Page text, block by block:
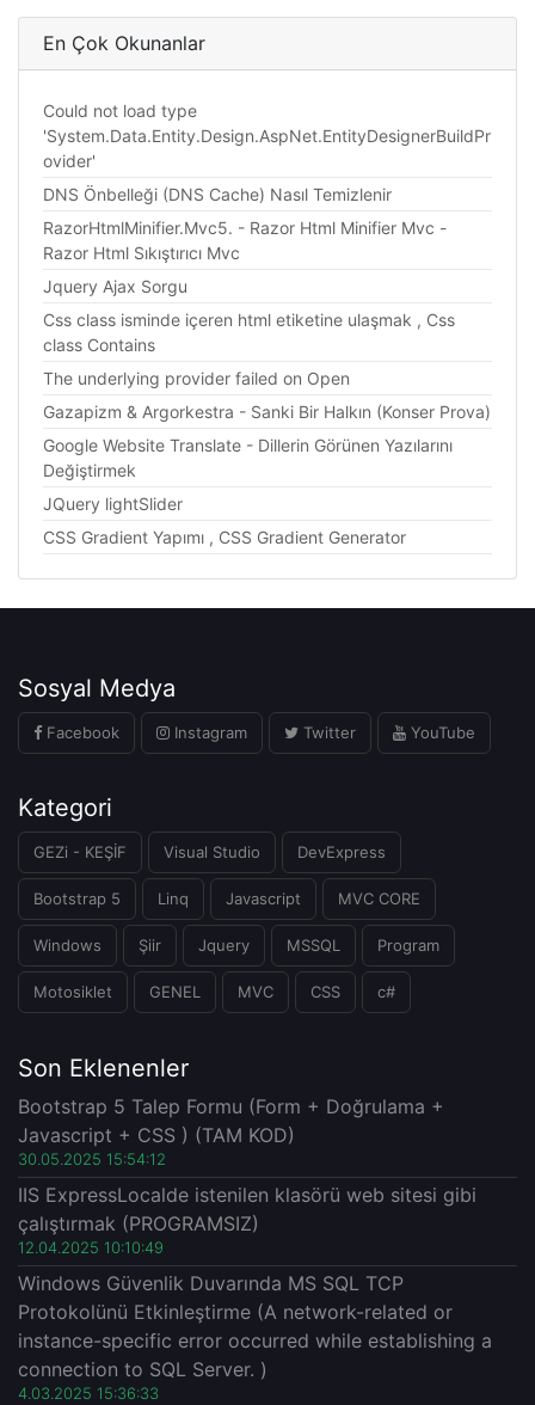
En Çok Okunanlar
Could not load type
'System.Data.Entity.Design.AspNet.EntityDesignerBuildPr
ovider'
DNS Önbelleği (DNS Cache) Nasıl Temizlenir
RazorHtmlMinifier.Mvc5. - Razor Html Minifier Mvc -
Razor Html Sıkıştırıcı Mvc
Jquery Ajax Sorgu
Css class isminde içeren html etiketine ulaşmak , Css
class Contains
The underlying provider failed on Open
Gazapizm & Argorkestra - Sanki Bir Halkın (Konser Prova)
Google Website Translate - Dillerin Görünen Yazılarını
Değiştirmek
JQuery lightSlider
CSS Gradient Yapımı , CSS Gradient Generator
Sosyal Medya
Facebook Instagram Twitter YouTube
Kategori
GEZi - KEŞİF Visual Studio DevExpress
Bootstrap 5 Linq Javascript MVC CORE
Windows Şiir Jquery MSSQL Program
Motosiklet GENEL MVC CSS c#
Son Eklenenler
Bootstrap 5 Talep Formu (Form + Doğrulama +
Javascript + CSS ) (TAM KOD)
30.05.2025 15:54:12
IIS ExpressLocalde istenilen klasörü web sitesi gibi
çalıştırmak (PROGRAMSIZ)
12.04.2025 10:10:49
Windows Güvenlik Duvarında MS SQL TCP
Protokolünü Etkinleştirme (A network-related or
instance-specific error occurred while establishing a
connection to SQL Server. )
4.03.2025 15:36:33